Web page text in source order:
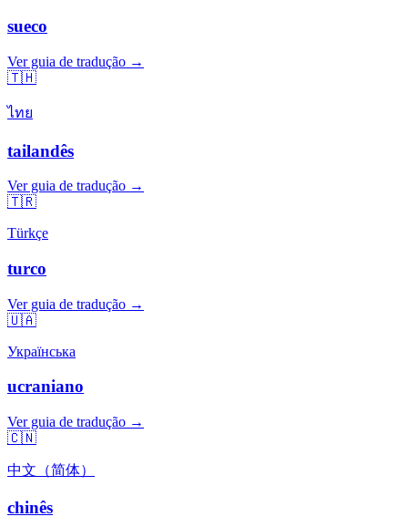
sueco
Ver guia de tradução →
🇹🇭
ไทย
tailandês
Ver guia de tradução →
🇹🇷
Türkçe
turco
Ver guia de tradução →
🇺🇦
Українська
ucraniano
Ver guia de tradução →
🇨🇳
中文（简体）
chinês